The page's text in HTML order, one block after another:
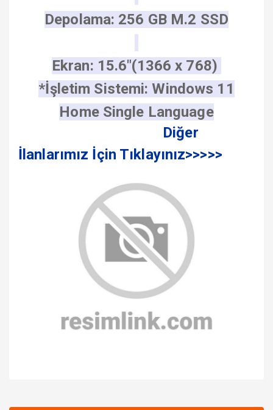
Depolama: 256 GB M.2 SSD
Ekran: 15.6"(1366 x 768)
*İşletim Sistemi: Windows 11
Home Single Language
Diğer
İlanlarımız İçin Tıklayınız>>>>>